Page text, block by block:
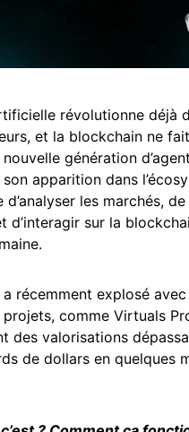
révolutionne déjà
et la blockchain ne
génération
apparition dans
les marchés,
d’interagir sur la
récemment explosé avec
projets, comme Virtuals
des valorisations
de dollars en quelques